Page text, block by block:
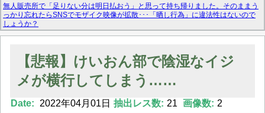
無人販売所で「足りない分は明日払おう」と思って持ち帰りました。そのままう
っかり忘れたらSNSでモザイク映像が拡散･･･「晒し行為」に違法性はないので
しょうか？
マーベル帝国、まさかの反省！？『サンダーボルツ』の高評価は本物か？ディズ
【モー娘。石田亜佑美】ファーストテイク出演も新規獲得ならず？北川莉央が1
【画像あり】FacebookとかTwitterで拾ったエロ画像貼ってくよ
【悲報】けいおん部で陰湿なイジ
メが横行してしまう……
Date: 2022年04月01日 抽出レス数: 21 画像数: 2